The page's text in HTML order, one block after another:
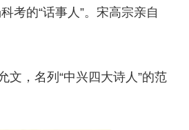
考的“话事人”。宋高宗亲自
文，名列“中兴四大诗人”的范